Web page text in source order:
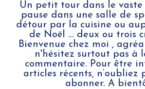
Un petit tour dans le vaste
pause dans une salle de
détour par la cuisine ou
de Noël ... deux ou trois
Bienvenue chez moi ,
n'hésitez surtout pas à
commentaire. Pour être
articles récents, n’oubliez
abonner. A